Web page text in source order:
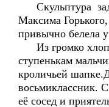
Скульптура
Максима
привычно белела
Из громко
ступенькам
кроличьей
восьмиклассник.
её сосед и